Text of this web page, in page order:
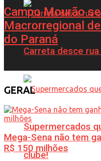
Carreta desce
Supermercados
clube!
Campo Mourão
Macrorregional
do Paraná
GERAL
Mega-Sena não tem
R$ 150 milhões